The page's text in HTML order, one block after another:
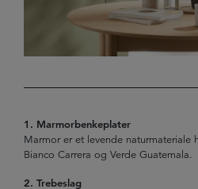
1. Marmorbenkeplater
Marmor er et levende naturmateriale
Bianco Carrera og Verde Guatemala.
2. Trebeslag